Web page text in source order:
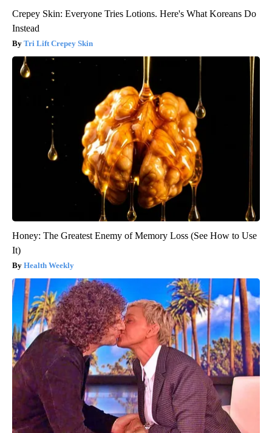
Crepey Skin: Everyone Tries Lotions. Here's What Koreans Do
Instead
Tri Lift Crepey Skin
Honey: The Greatest Enemy of Memory Loss (See How to Use
It)
Health Weekly